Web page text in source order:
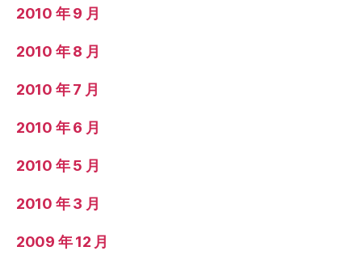
2010 年 9 月
2010 年 8 月
2010 年 7 月
2010 年 6 月
2010 年 5 月
2010 年 3 月
2009 年 12 月